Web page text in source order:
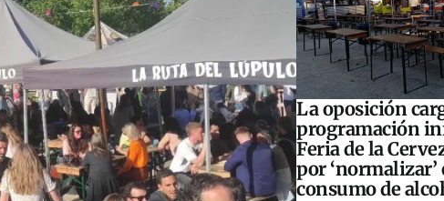
La oposición
programación
Feria de la
por ‘normalizar’
consumo de